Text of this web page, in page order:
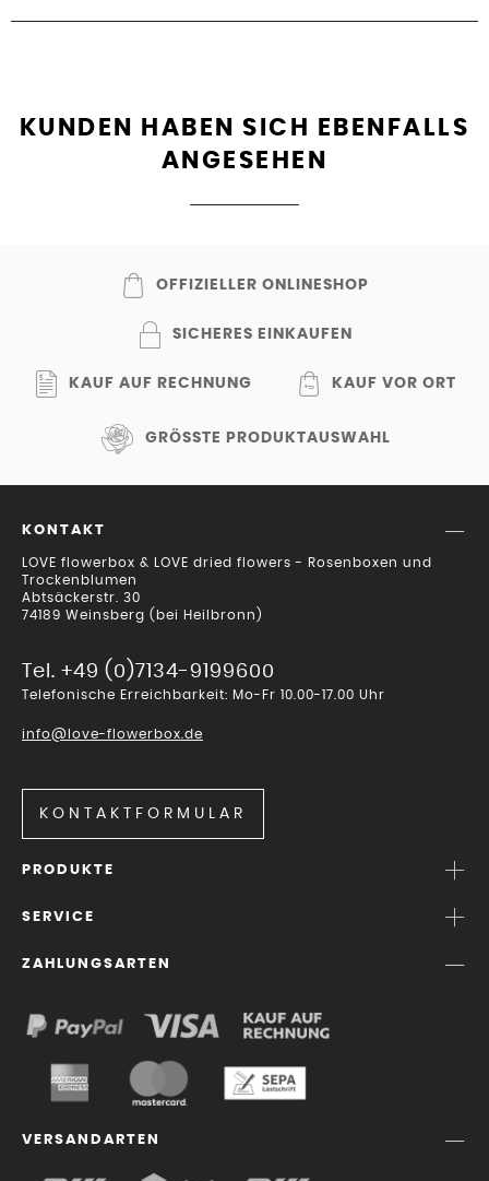
KUNDEN HABEN SICH EBENFALLS
ANGESEHEN
OFFIZIELLER ONLINESHOP
SICHERES EINKAUFEN
KAUF AUF RECHNUNG KAUF VOR ORT
GRÖSSTE PRODUKTAUSWAHL
KONTAKT
LOVE flowerbox & LOVE dried flowers - Rosenboxen und
Trockenblumen
Abtsäckerstr. 30
74189 Weinsberg (bei Heilbronn)
Tel. +49 (0)7134-9199600
Telefonische Erreichbarkeit: Mo-Fr 10.00-17.00 Uhr
info@love-flowerbox.de
KONTAKTFORMULAR
PRODUKTE
SERVICE
ZAHLUNGSARTEN
VERSANDARTEN